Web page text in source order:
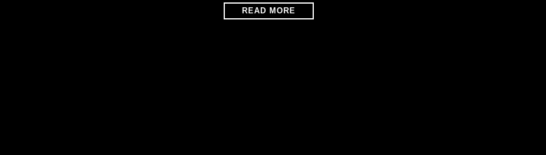
READ MORE